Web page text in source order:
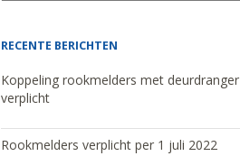
RECENTE BERICHTEN
Koppeling rookmelders met deurdranger
verplicht
Rookmelders verplicht per 1 juli 2022